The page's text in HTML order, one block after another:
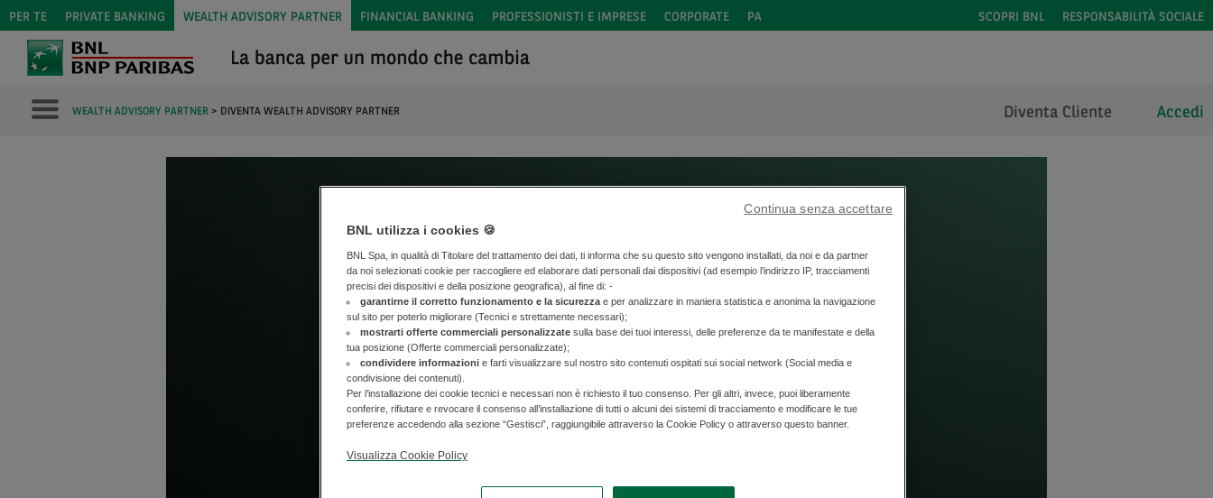
PER TE PRIVATE BANKING WEALTH ADVISORY PARTNER FINANCIAL BANKING PROFESSIONISTI E IMPRESE CORPORATE PA RESPONSABILITÀ SOCIALE
SCOPRI BNL
Accedi
Diventa Cliente
WEALTH ADVISORY PARTNER > DIVENTA WEALTH ADVISORY PARTNER
BNL utilizza i cookies 🍪
BNL Spa, in qualità di Titolare del trattamento dei dati, ti informa che su questo sito vengono installati, da noi e da partner
da noi selezionati cookie per raccogliere ed elaborare dati personali dai dispositivi (ad esempio l’indirizzo IP, tracciamenti
precisi dei dispositivi e della posizione geografica), al fine di: -
garantirne il corretto funzionamento e la sicurezza e per analizzare in maniera statistica e anonima la navigazione
sul sito per poterlo migliorare (Tecnici e strettamente necessari);
mostrarti offerte commerciali personalizzate sulla base dei tuoi interessi, delle preferenze da te manifestate e della
tua posizione (Offerte commerciali personalizzate);
condividere informazioni e farti visualizzare sul nostro sito contenuti ospitati sui social network (Social media e
condivisione dei contenuti).
Per l’installazione dei cookie tecnici e necessari non è richiesto il tuo consenso. Per gli altri, invece, puoi liberamente
conferire, rifiutare e revocare il consenso all’installazione di tutti o alcuni dei sistemi di tracciamento e modificare le tue
preferenze accedendo alla sezione “Gestisci”, raggiungibile attraverso la Cookie Policy o attraverso questo banner.
Visualizza Cookie Policy
Continua senza accettare